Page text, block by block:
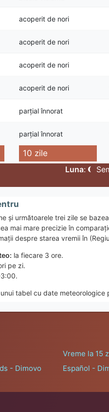
acoperit de nori
acoperit de nori
acoperit de nori
acoperit de nori
parțial înnorat
parțial înnorat
10 zile
Luna:
și următoarele trei zile se
mai mare precizie în
despre starea vremii în
la fiecare 3 ore.
pe zi.
tabel cu date
Vreme la 15
- Dimovo Español -